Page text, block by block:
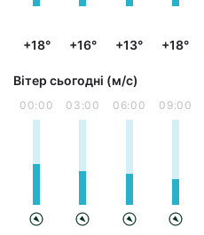
+18° +16° +13° +18°
Вітер сьогодні (м/с)
00:00 03:00 06:00 09:00